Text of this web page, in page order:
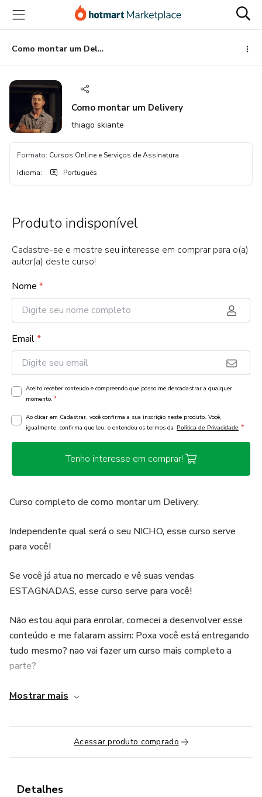
para
conteúdo
principal
para
pagamento
para
rodapé
Como montar um Delivery
Como montar um Delivery
thiago skiante
Formato: Cursos Online e Serviços de Assinatura
Idioma: Português
Produto indisponível
Cadastre-se e mostre seu interesse em comprar para o(a)
autor(a) deste curso!
Nome *
Email*
Aceito receber conteúdo e compreendo que posso me descadastrar a qualquer
momento. *
Ao clicar em Cadastrar, você confirma a sua inscrição neste produto. Você,
igualmente, confirma que leu, e entendeu os termos da Política de Privacidade *
Tenho interesse em comprar!
Curso completo de como montar um Delivery.
Independente qual será o seu NICHO, esse curso serve
para você!
Se você já atua no mercado e vê suas vendas
ESTAGNADAS, esse curso serve para você!
Não estou aqui para enrolar, comecei a desenvolver esse
conteúdo e me falaram assim: Poxa você está entregando
tudo mesmo? nao vai fazer um curso mais completo a
parte?
E a minha resposta pra essa pergunta é: EU ESTOU
APRENDIDO! comprar algo que realmente vale a. pena e
que eu aprenda tudo mesmo!
Mostrar mais
Acessar produto comprado
Detalhes